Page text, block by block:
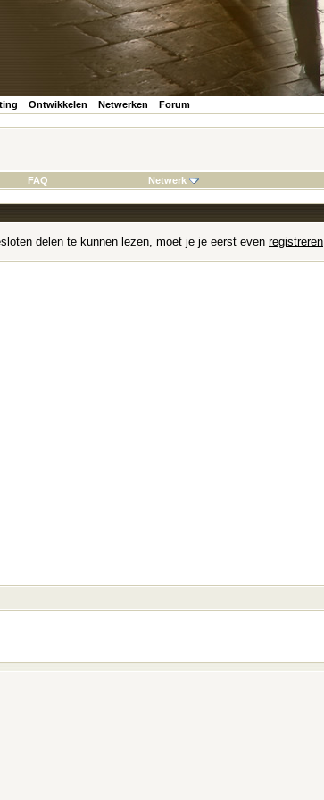
Ontwikkelen Netwerken Forum
FAQ Netwerk
delen te kunnen lezen, moet je je eerst even registreren